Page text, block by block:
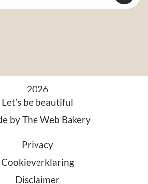
2026
Let’s be beautiful
byThe Web Bakery
Privacy
Cookieverklaring
Disclaimer